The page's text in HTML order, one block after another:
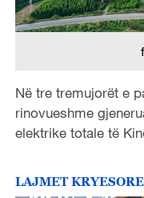
Në tre tremujorët e
rinovueshme
elektrike totale të
LAJMET KRYESORE